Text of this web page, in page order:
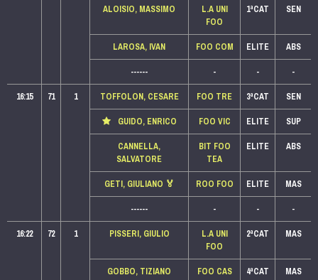
ALOISIO, MASSIMO
L.A UNI
FOO
1ªCAT SEN
LAROSA, IVAN FOO COM ELITE
ABS
------
- -
-
16:15
71 1 TOFFOLON, CESARE FOO TRE 3ªCAT
SEN
GUIDO, ENRICO
FOO VIC ELITE
SUP
CANNELLA,
SALVATORE
BIT FOO
TEA
ELITE ABS
GETI, GIULIANO 🏅 ROO FOO ELITE
MAS
------
- -
-
16:22
72 1 PISSERI, GIULIO
L.A UNI
FOO
2ªCAT MAS
GOBBO, TIZIANO FOO CAS 4ªCAT
MAS